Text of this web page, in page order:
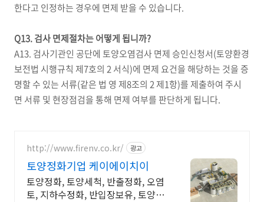
한다고 인정하는 경우에 면제 받을 수 있습니다.
Q13. 검사 면제절차는 어떻게 됩니까?
A13. 검사기관인 공단에 토양오염검사 면제 승인신청서(토양환경
보전법 시행규칙 제7호의 2 서식)에 면제 요건을 해당하는 것을 증
명할 수 있는 서류(같은 법 영 제8조의 2 제1항)를 제출하여 주시
면 서류 및 현장점검을 통해 면제 여부를 판단하게 됩니다.
http://www.firenv.co.kr/ 광고
토양정화기업 케이에이치이
토양정화, 토양세척, 반출정화, 오염
토, 지하수정화, 반입장보유, 토양환